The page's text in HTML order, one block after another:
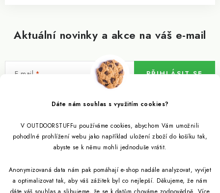
Dáte nám souhlas s využitím cookies?
V OUTDOORSTUFFu používáme cookies, abychom Vám umožnili
pohodlné prohlížení webu jako například uložení zboží do košíku tak,
abyste se k němu mohli jednoduše vrátit.
Anonymizovaná data nám pak pomáhají e-shop nadále analyzovat, vyvíjet
a optimalizovat tak, aby váš zážitek byl co nejlepší. Děkujeme, že nám
Aktuální novinky a akce na váš e-mail
E-mail
Vložením e-mailu souhlasíte spodmínkami ochrany osobních údajů
PŘIHLÁSIT SE
Informace pro vás
Outdoor blog
Věrnostní program
Citronela a její účinky
Outdoor poradna